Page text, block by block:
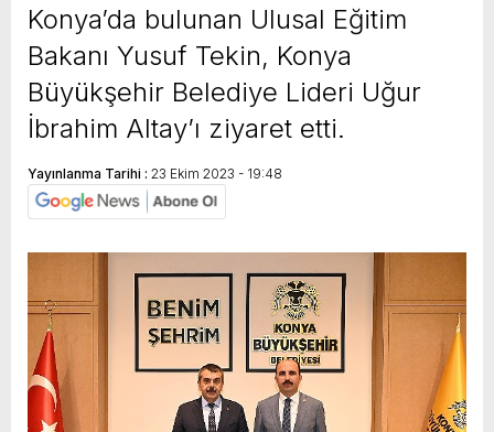
Konya’da bulunan Ulusal Eğitim
Bakanı Yusuf Tekin, Konya
Büyükşehir Belediye Lideri Uğur
İbrahim Altay’ı ziyaret etti.
Yayınlanma Tarihi : 23 Ekim 2023 - 19:48